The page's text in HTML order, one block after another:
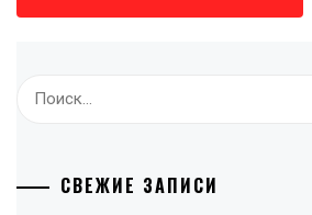
Найти:
СВЕЖИЕ ЗАПИСИ